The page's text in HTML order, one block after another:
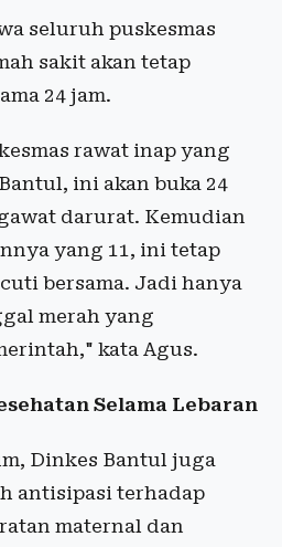
seluruh puskesmas
sakit akan tetap
24 jam.
rawat inap yang
ini akan buka 24
darurat. Kemudian
yang 11, ini tetap
bersama. Jadi hanya
merah yang
kata Agus.
Selama Lebaran
Dinkes Bantul juga
antisipasi terhadap
maternal dan